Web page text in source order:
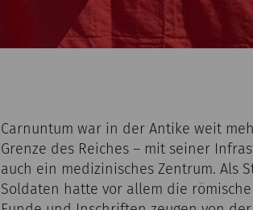
Carnuntum war in der Antike weit
Grenze des Reiches – mit seiner
auch ein medizinisches Zentrum. Als
Soldaten hatte vor allem die